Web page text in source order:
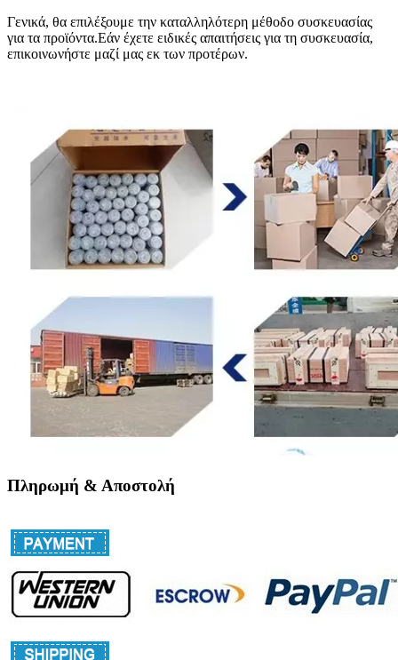
Γενικά, θα επιλέξουμε την καταλληλότερη μέθοδο συσκευασίας
για τα προϊόντα.Εάν έχετε ειδικές απαιτήσεις για τη συσκευασία,
επικοινωνήστε μαζί μας εκ των προτέρων.
Πληρωμή & Αποστολή